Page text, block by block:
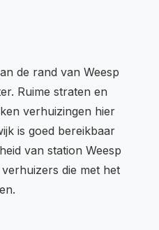
de rand van Weesp
Ruime straten en
verhuizingen hier
is goed bereikbaar
van station Weesp
die met het